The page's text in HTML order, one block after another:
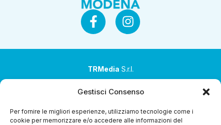
Gestisci Consenso
Per fornire le migliori esperienze, utilizziamo tecnologie come i
cookie per memorizzare e/o accedere alle informazioni del
TRMedia S.r.l.
coordinamento da parte di Coop Alleanza 3.0 Soc. Coop.